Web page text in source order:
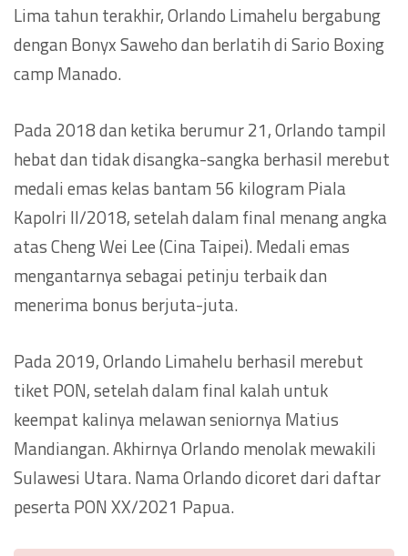
Lima tahun terakhir, Orlando Limahelu bergabung
dengan Bonyx Saweho dan berlatih di Sario Boxing
camp Manado.
Pada 2018 dan ketika berumur 21, Orlando tampil
hebat dan tidak disangka-sangka berhasil merebut
medali emas kelas bantam 56 kilogram Piala
Kapolri II/2018, setelah dalam final menang angka
atas Cheng Wei Lee (Cina Taipei). Medali emas
mengantarnya sebagai petinju terbaik dan
menerima bonus berjuta-juta.
Pada 2019, Orlando Limahelu berhasil merebut
tiket PON, setelah dalam final kalah untuk
keempat kalinya melawan seniornya Matius
Mandiangan. Akhirnya Orlando menolak mewakili
Sulawesi Utara. Nama Orlando dicoret dari daftar
peserta PON XX/2021 Papua.